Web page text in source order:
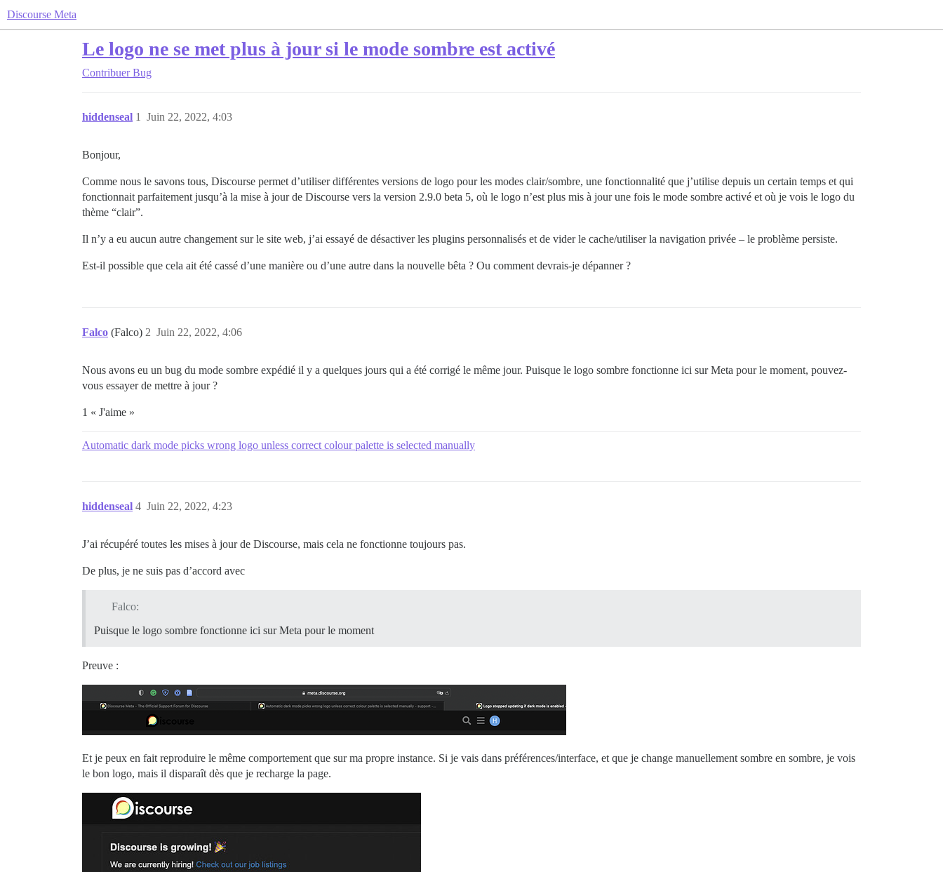
Discourse Meta
Le logo ne se met plus à jour si le mode sombre est activé
Contribuer Bug
hiddenseal Juin 22, 2022, 4:03
1
Bonjour,
Comme nous le savons tous, Discourse permet d’utiliser différentes versions de logo pour les modes clair/sombre, une fonctionnalité que j’utilise depuis un certain temps et qui
fonctionnait parfaitement jusqu’à la mise à jour de Discourse vers la version 2.9.0 beta 5, où le logo n’est plus mis à jour une fois le mode sombre activé et où je vois le logo du
thème “clair”.
Il n’y a eu aucun autre changement sur le site web, j’ai essayé de désactiver les plugins personnalisés et de vider le cache/utiliser la navigation privée – le problème persiste.
Est-il possible que cela ait été cassé d’une manière ou d’une autre dans la nouvelle bêta ? Ou comment devrais-je dépanner ?
Falco (Falco) Juin 22, 2022, 4:06
2
Nous avons eu un bug du mode sombre expédié il y a quelques jours qui a été corrigé le même jour. Puisque le logo sombre fonctionne ici sur Meta pour le moment, pouvez-
vous essayer de mettre à jour ?
1 « J'aime »
Automatic dark mode picks wrong logo unless correct colour palette is selected manually
hiddenseal Juin 22, 2022, 4:23
4
J’ai récupéré toutes les mises à jour de Discourse, mais cela ne fonctionne toujours pas.
De plus, je ne suis pas d’accord avec
Falco:
Puisque le logo sombre fonctionne ici sur Meta pour le moment
Preuve :
Et je peux en fait reproduire le même comportement que sur ma propre instance. Si je vais dans préférences/interface, et que je change manuellement sombre en sombre, je vois
le bon logo, mais il disparaît dès que je recharge la page.